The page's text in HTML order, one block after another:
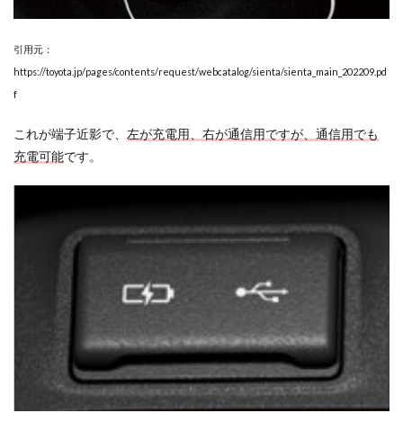
引用元：
https://toyota.jp/pages/contents/request/webcatalog/sienta/sienta_main_202209.pd
f
これが端子近影で、 左が充電用、右が通信用ですが、通信用でも
充電可能です。